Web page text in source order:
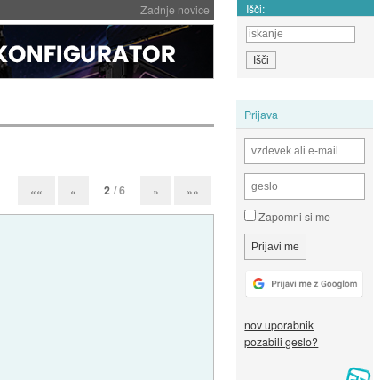
Zadnje novice Išči:
Prijava
Zapomni si me
nov uporabnik
pozabili geslo?
«« « 2 / 6 » »»